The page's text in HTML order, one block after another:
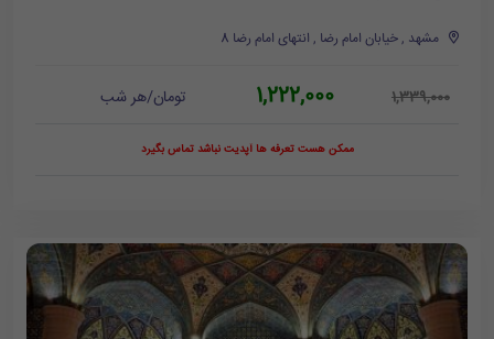
مشهد , خیابان امام رضا , انتهای امام رضا 8
1,339,000
1,222,000 تومان/هر شب
ممکن هست تعرفه ها آپدیت نباشد تماس بگیرد